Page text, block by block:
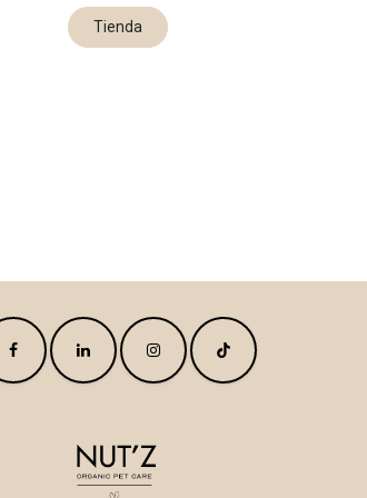
Tienda